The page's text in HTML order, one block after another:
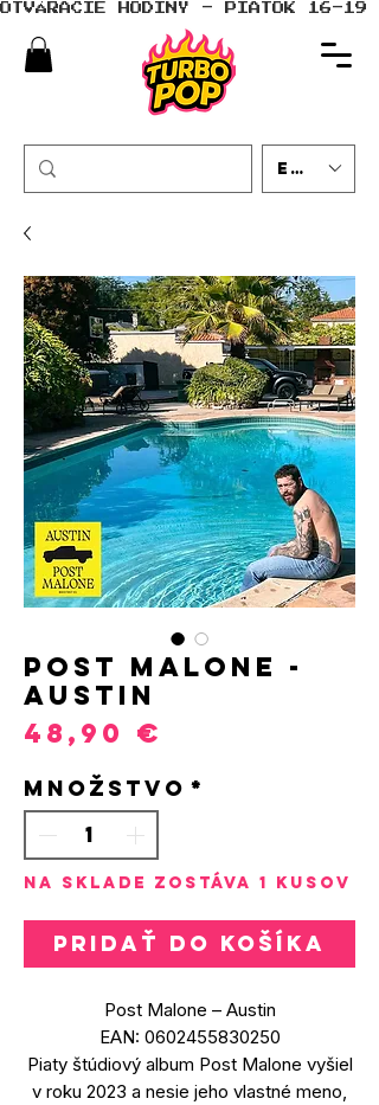
OTVÁRACIE HODINY - PIATOK 16-19
EUR (€)
POST MALONE -
AUSTIN
48,90 €
Množstvo *
Na sklade zostáva 1 kusov
Pridať do košíka
Post Malone – Austin
EAN: 0602455830250
Piaty štúdiový album Post Malone vyšiel
v roku 2023 a nesie jeho vlastné meno,